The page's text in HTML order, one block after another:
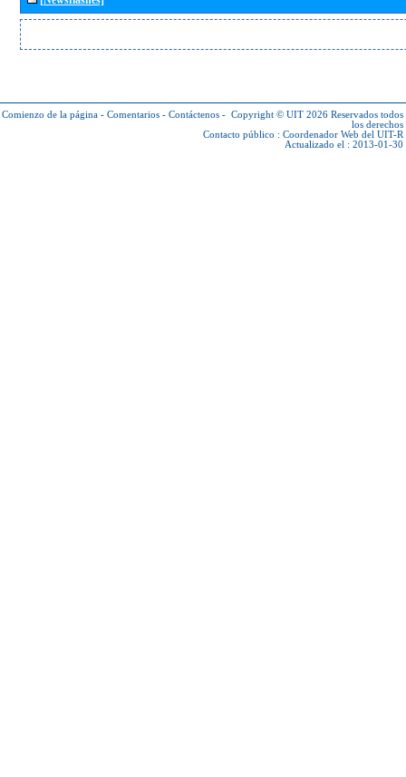
Comienzo de la página - Comentarios - Contáctenos - Copyright © UIT 2026 Reservados todos
los derechos
Contacto público : Coordenador Web del UIT-R
Actualizado el : 2013-01-30